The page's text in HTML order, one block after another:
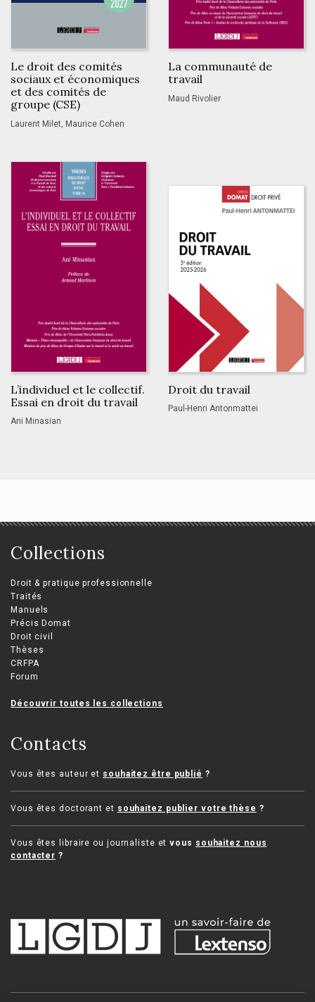
Le droit des comités
sociaux et économiques
et des comités de
groupe (CSE)
Laurent Milet, Maurice Cohen
La communauté de
travail
Maud Rivolier
L’individuel et le collectif.
Essai en droit du travail
Ani Minasian
Droit du travail
Paul-Henri Antonmattei
Collections
Droit & pratique professionnelle
Traités
Manuels
Précis Domat
Droit civil
Thèses
CRFPA
Forum
Découvrir toutes les collections
Contacts
Vous êtes auteur et souhaitez être publié ?
Vous êtes doctorant et souhaitez publier votre thèse ?
Vous êtes libraire ou journaliste etvous souhaitez nous
contacter ?